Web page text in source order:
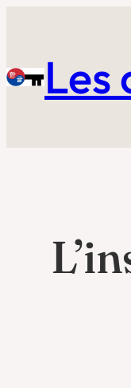
contenuLes